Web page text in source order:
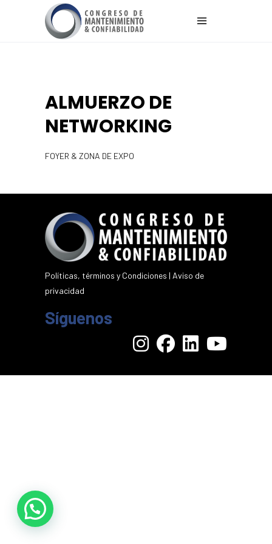
ALMUERZO DE
NETWORKING
FOYER & ZONA DE EXPO
Políticas, términos y Condiciones | Aviso de
privacidad
Síguenos